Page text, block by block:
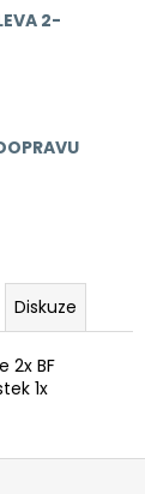
2-
Diskuze
2x BF
1x